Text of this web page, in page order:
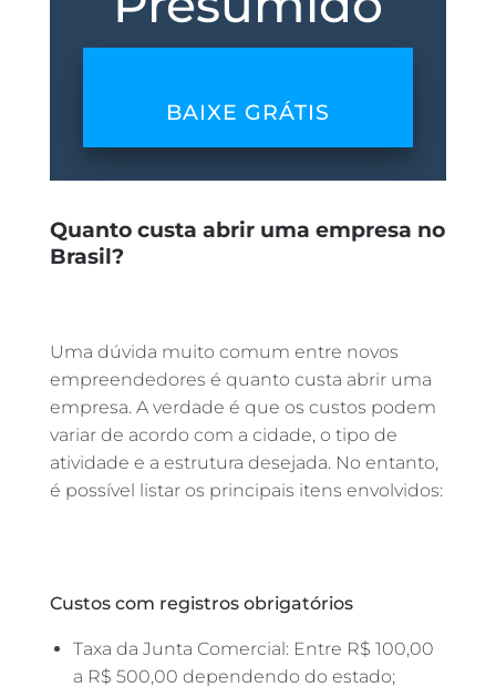
BAIXE GRÁTIS
Quanto custa abrir uma empresa no
Brasil?
Uma dúvida muito comum entre novos
empreendedores é quanto custa abrir uma
empresa. A verdade é que os custos podem
variar de acordo com a cidade, o tipo de
atividade e a estrutura desejada. No entanto,
é possível listar os principais itens envolvidos:
Custos com registros obrigatórios
Taxa da Junta Comercial: Entre R$ 100,00
a R$ 500,00 dependendo do estado;